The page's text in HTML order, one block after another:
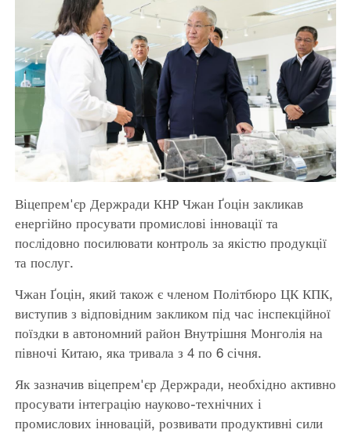
Віцепрем'єр Держради КНР Чжан Ґоцін закликав
енергійно просувати промислові інновації та
послідовно посилювати контроль за якістю продукції
та послуг.
Чжан Ґоцін, який також є членом Політбюро ЦК КПК,
виступив з відповідним закликом під час інспекційної
поїздки в автономний район Внутрішня Монголія на
півночі Китаю, яка тривала з 4 по 6 січня.
Як зазначив віцепрем'єр Держради, необхідно активно
просувати інтеграцію науково-технічних і
промислових інновацій, розвивати продуктивні сили